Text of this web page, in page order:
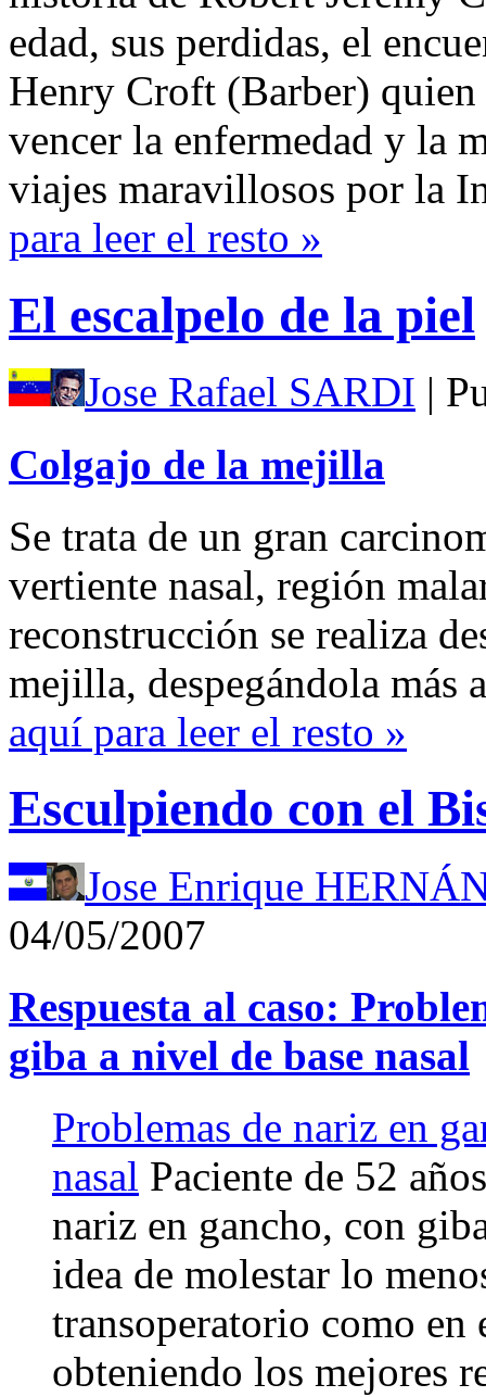
edad, sus perdidas, el
Henry Croft (Barber)
vencer la enfermedad y la
viajes maravillosos por la
para leer el resto »
El escalpelo de la piel
Jose Rafael SARDI |
Colgajo de la mejilla
Se trata de un gran
vertiente nasal, región
reconstrucción se realiza
mejilla, despegándola
aquí para leer el resto »
Esculpiendo con el
Jose Enrique
04/05/2007
Respuesta al caso:
giba a nivel de base nasal
Problemas de nariz en
nasal Paciente de 52
nariz en gancho, con
idea de molestar lo
transoperatorio como
obteniendo los mejores